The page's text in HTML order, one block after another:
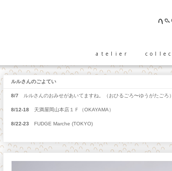
atelier
ルルさんのごよてい
8/7 ルルさんのおみせがあいてますね。（おひるごろ〜ゆうがたごろ
8/12-18 天満屋岡山本店１Ｆ（OKAYAMA）
8/22-23 FUDGE Marche (TOKYO)